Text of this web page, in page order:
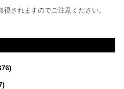
されますのでご注意ください。